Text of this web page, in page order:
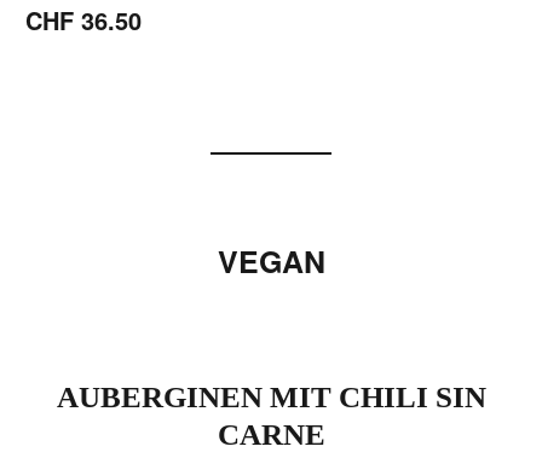
CHF 36.50
VEGAN
AUBERGINEN MIT CHILI SIN
CARNE